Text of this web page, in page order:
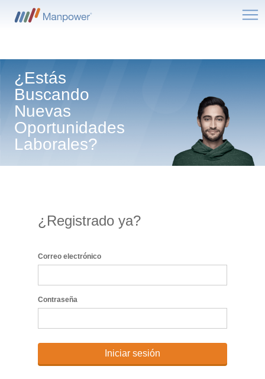
¿Estás
Buscando
Nuevas
Oportunidades
Laborales?
¿Registrado ya?
Inicio de sesión: usuario y contraseña
Correo electrónico
Contraseña
Iniciar sesión